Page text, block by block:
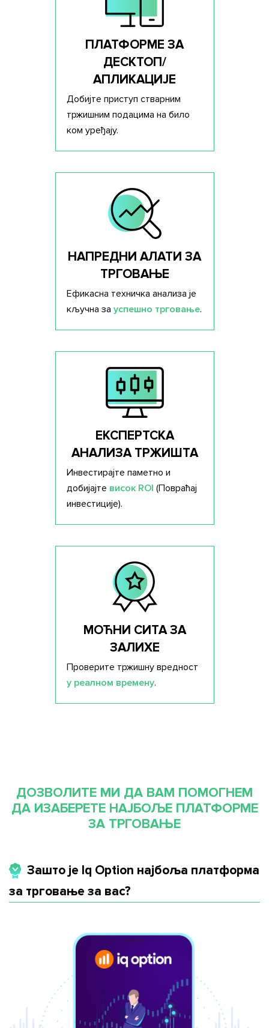
ПЛАТФОРМЕ ЗА
ДЕСКТОП/
АПЛИКАЦИЈЕ
Добијте приступ стварним
тржишним подацима на било
ком уређају.
НАПРЕДНИ АЛАТИ ЗА
ТРГОВАЊЕ
Ефикасна техничка анализа је
кључна за успешно трговање.
ЕКСПЕРТСКА
АНАЛИЗА ТРЖИШТА
Инвестирајте паметно и
добијајте висок ROI (Повраћај
инвестиције).
МОЋНИ СИТА ЗА
ЗАЛИХЕ
Проверите тржишну вредност
у реалном времену.
ДОЗВОЛИТЕ МИ ДА ВАМ ПОМОГНЕМ
ДА ИЗАБЕРЕТЕ НАЈБОЉЕ ПЛАТФОРМЕ
ЗА ТРГОВАЊЕ
Зашто је Iq Option најбоља платформа
за трговање за вас?